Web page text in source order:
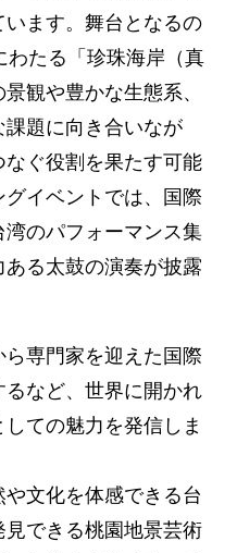
ます。舞台となるの
わたる「珍珠海岸（真
観や豊かな生態系、
題に向き合いなが
ぐ役割を果たす可能
イベントでは、国際
のパフォーマンス集
る太鼓の演奏が披露
専門家を迎えた国際
など、世界に開かれ
ての魅力を発信しま
文化を体感できる台
できる桃園地景芸術